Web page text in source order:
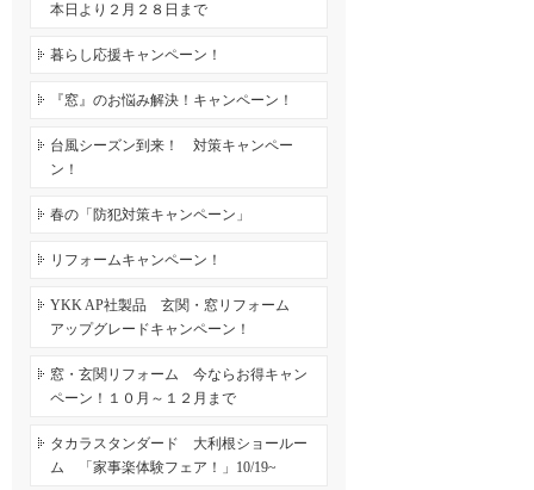
本日より２月２８日まで
暮らし応援キャンペーン！
『窓』のお悩み解決！キャンペーン！
台風シーズン到来！ 対策キャンペー
ン！
春の「防犯対策キャンペーン」
リフォームキャンペーン！
YKK AP社製品 玄関・窓リフォーム
アップグレードキャンペーン！
窓・玄関リフォーム 今ならお得キャン
ペーン！１０月～１２月まで
タカラスタンダード 大利根ショールー
ム 「家事楽体験フェア！」10/19~